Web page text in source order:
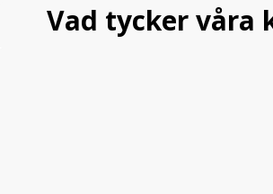
Vad tycker våra